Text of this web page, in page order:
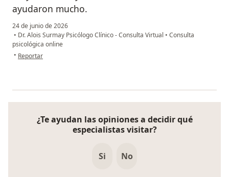
ayudaron mucho.
24 de junio de 2026
• Dr. Alois Surmay Psicólogo Clínico - Consulta Virtual • Consulta
psicológica online
• en opinión del usuario DFSR
Reportar
¿Te ayudan las opiniones a decidir qué
especialistas visitar?
Si No